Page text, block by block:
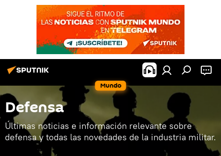
Mundo
Defensa
Últimas noticias e información relevante sobre
defensa y todas las novedades de la industria militar.